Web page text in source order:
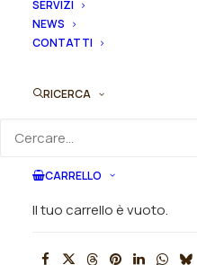
SERVIZI
NEWS
CONTATTI
RICERCA
CARRELLO
Il tuo carrello è vuoto.
Categorie
germanica